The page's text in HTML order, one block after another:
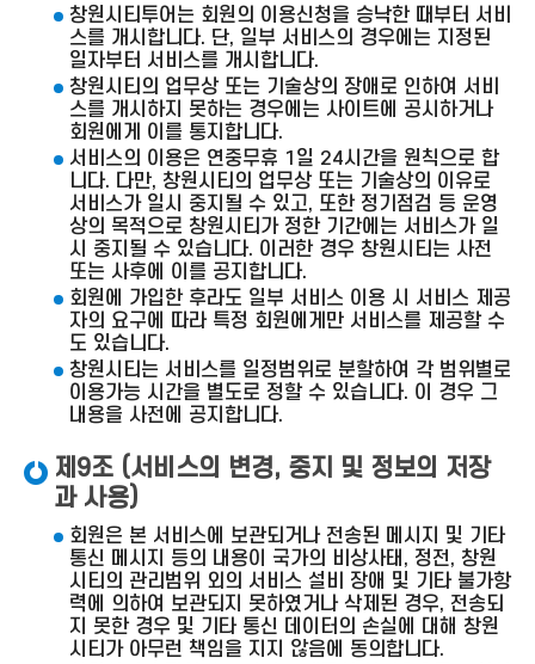
창원시티투어는 회원의 이용신청을 승낙한 때부터 서비
스를 개시합니다. 단, 일부 서비스의 경우에는 지정된
일자부터 서비스를 개시합니다.
창원시티의 업무상 또는 기술상의 장애로 인하여 서비
스를 개시하지 못하는 경우에는 사이트에 공시하거나
회원에게 이를 통지합니다.
서비스의 이용은 연중무휴 1일 24시간을 원칙으로 합
니다. 다만, 창원시티의 업무상 또는 기술상의 이유로
서비스가 일시 중지될 수 있고, 또한 정기점검 등 운영
상의 목적으로 창원시티가 정한 기간에는 서비스가 일
시 중지될 수 있습니다. 이러한 경우 창원시티는 사전
또는 사후에 이를 공지합니다.
회원에 가입한 후라도 일부 서비스 이용 시 서비스 제공
자의 요구에 따라 특정 회원에게만 서비스를 제공할 수
도 있습니다.
창원시티는 서비스를 일정범위로 분할하여 각 범위별로
이용가능 시간을 별도로 정할 수 있습니다. 이 경우 그
내용을 사전에 공지합니다.
제9조 (서비스의 변경, 중지 및 정보의 저장
과 사용)
회원은 본 서비스에 보관되거나 전송된 메시지 및 기타
통신 메시지 등의 내용이 국가의 비상사태, 정전, 창원
시티의 관리범위 외의 서비스 설비 장애 및 기타 불가항
력에 의하여 보관되지 못하였거나 삭제된 경우, 전송되
지 못한 경우 및 기타 통신 데이터의 손실에 대해 창원
시티가 아무런 책임을 지지 않음에 동의합니다.